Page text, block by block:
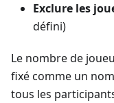
Exclure les
défini)
Le nombre de
fixé comme un
tous les